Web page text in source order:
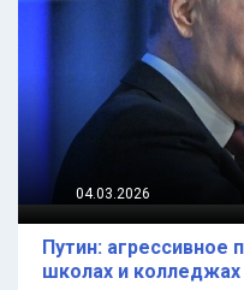
04.03.2026
Путин: агрессивное
школах и